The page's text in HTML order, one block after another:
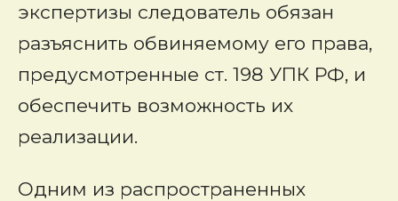
экспертизы следователь обязан
разъяснить обвиняемому его права,
предусмотренные ст. 198 УПК РФ, и
обеспечить возможность их
реализации.
Одним из распространенных